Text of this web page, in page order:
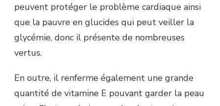
peuvent protéger le problème cardiaque ainsi
que la pauvre en glucides qui peut veiller la
glycémie, donc il présente de nombreuses
vertus.
En outre, il renferme également une grande
quantité de vitamine E pouvant garder la peau